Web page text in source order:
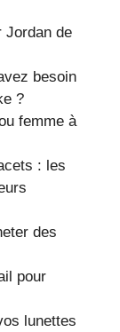
Jordan de
besoin
?
femme à
: les
des
pour
lunettes